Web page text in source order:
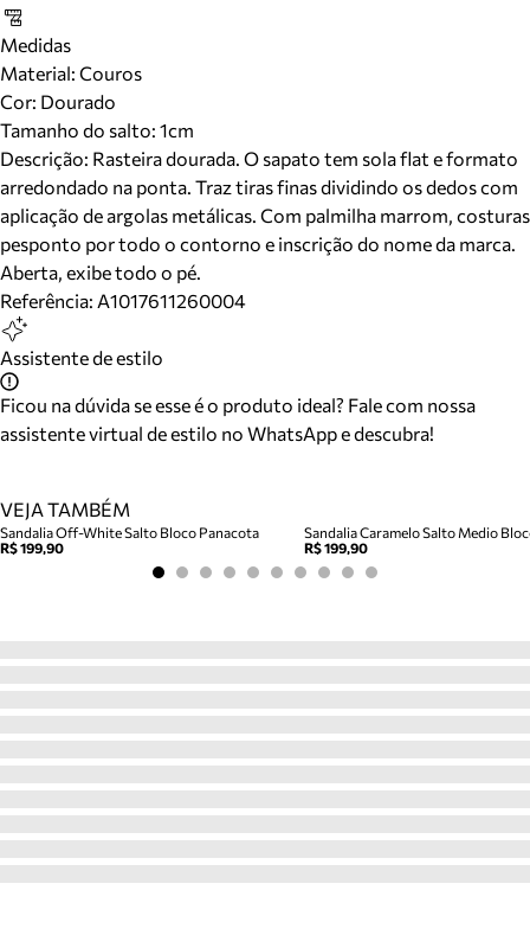
Medidas
Material: Couros
Cor: Dourado
Tamanho do salto: 1cm
Descrição: Rasteira dourada. O sapato tem sola flat e formato
arredondado na ponta. Traz tiras finas dividindo os dedos com
aplicação de argolas metálicas. Com palmilha marrom, costuras
pesponto por todo o contorno e inscrição do nome da marca.
Aberta, exibe todo o pé.
Referência: A1017611260004
Assistente de estilo
Ficou na dúvida se esse é o produto ideal? Fale com nossa
assistente virtual de estilo no WhatsApp e descubra!
VEJA TAMBÉM
Sandalia Off-White Salto Bloco Panacota
R$ 199,90
R$ 199,90